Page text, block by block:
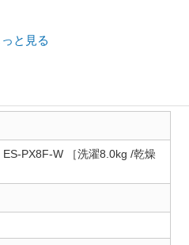
っと見る
PX8F-W ［洗濯8.0kg /乾燥